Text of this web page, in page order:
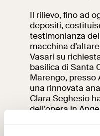
Il rilievo, fino ad
depositi,
testimonianza
macchina
Vasari su
basilica di Santa
Marengo, presso
una rinnovata
Clara Seghesio
dell’opera in